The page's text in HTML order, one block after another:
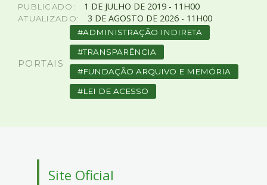
para
PUBLICADO: 1 DE JULHO DE 2019 - 11H00
ATUALIZADO: 3 DEAGOSTO DE 2026 - 11H00
PORTAIS
ADMINISTRAÇÃO INDIRETA
TRANSPARÊNCIA
FUNDAÇÃO ARQUIVO E MEMÓRIA
LEI DE ACESSO
Site Oficial